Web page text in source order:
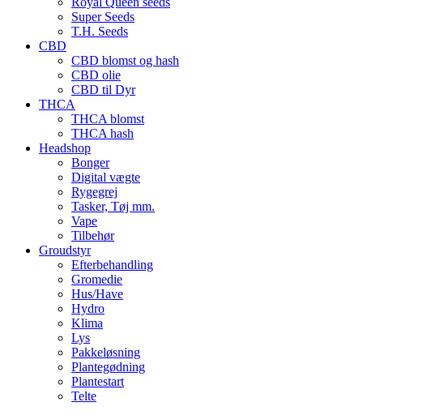
Super Seeds
T.H. Seeds
CBD
CBD blomst og hash
CBD olie
CBD til Dyr
THCA
THCA blomst
THCA hash
Headshop
Bonger
Digital vægte
Rygegrej
Tasker, Tøj mm.
Vape
Tilbehør
Groudstyr
Efterbehandling
Gromedie
Hus/Have
Hydro
Klima
Lys
Pakkeløsning
Plantegødning
Plantestart
Telte